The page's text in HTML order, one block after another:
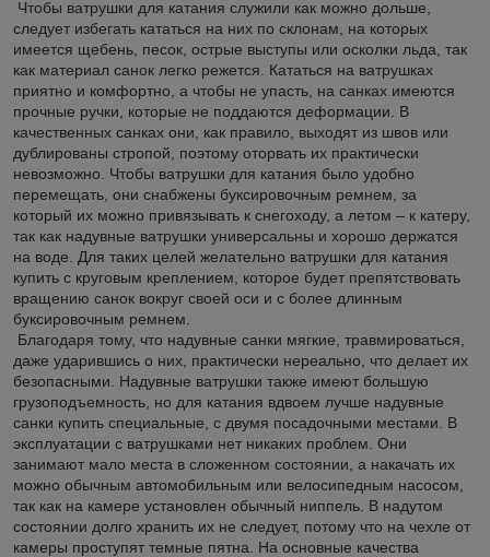
Чтобы ватрушки для катания служили как можно дольше,
следует избегать кататься на них по склонам, на которых
имеется щебень, песок, острые выступы или осколки льда, так
как материал санок легко режется. Кататься на ватрушках
приятно и комфортно, а чтобы не упасть, на санках имеются
прочные ручки, которые не поддаются деформации. В
качественных санках они, как правило, выходят из швов или
дублированы стропой, поэтому оторвать их практически
невозможно. Чтобы ватрушки для катания было удобно
перемещать, они снабжены буксировочным ремнем, за
который их можно привязывать к снегоходу, а летом – к катеру,
так как надувные ватрушки универсальны и хорошо держатся
на воде. Для таких целей желательно ватрушки для катания
купить с круговым креплением, которое будет препятствовать
вращению санок вокруг своей оси и с более длинным
буксировочным ремнем.
Благодаря тому, что надувные санки мягкие, травмироваться,
даже ударившись о них, практически нереально, что делает их
безопасными. Надувные ватрушки также имеют большую
грузоподъемность, но для катания вдвоем лучше надувные
санки купить специальные, с двумя посадочными местами. В
эксплуатации с ватрушками нет никаких проблем. Они
занимают мало места в сложенном состоянии, а накачать их
можно обычным автомобильным или велосипедным насосом,
так как на камере установлен обычный ниппель. В надутом
состоянии долго хранить их не следует, потому что на чехле от
камеры проступят темные пятна. На основные качества